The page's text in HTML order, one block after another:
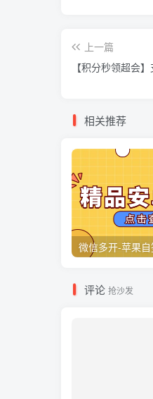
上一篇
【积分秒领超会
相关推荐
微信多开-苹果
评论 抢沙发